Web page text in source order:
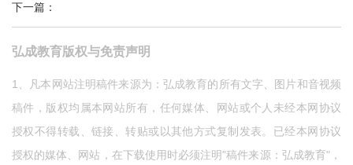
下一篇 ：
弘成教育版权与免责声明
1、凡本网站注明稿件来源为：弘成教育的所有文字、图片和音视频
稿件，版权均属本网站所有，任何媒体、网站或个人未经本网协议
授权不得转载、链接、转贴或以其他方式复制发表。已经本网协议
授权的媒体、网站，在下载使用时必须注明"稿件来源：弘成教育"，